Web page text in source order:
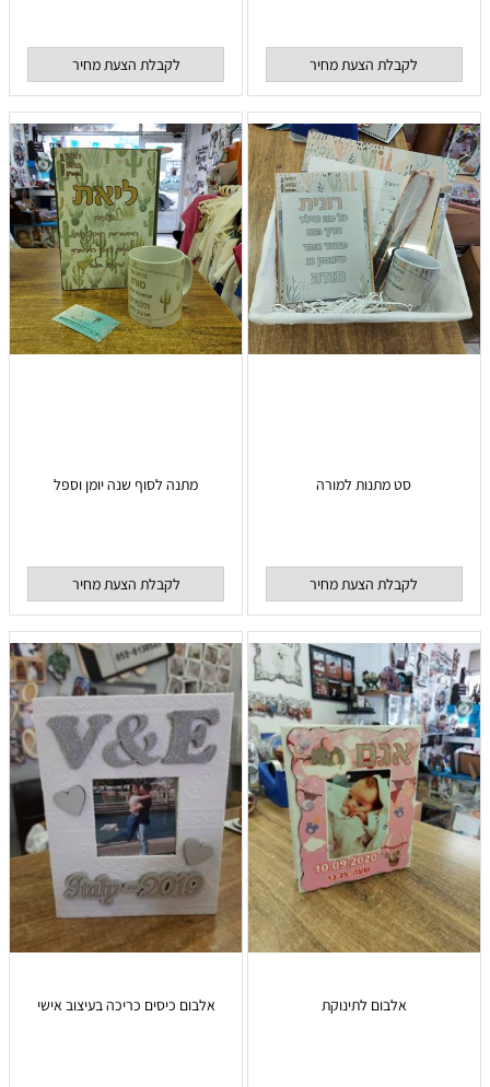
לקבלת הצעת מחיר לקבלת הצעת מחיר
סט מתנות למורה
לקבלת הצעת מחיר
מתנה לסוף שנה יומן וספל
לקבלת הצעת מחיר
אלבום לתינוקת אלבום כיסים כריכה בעיצוב אישי